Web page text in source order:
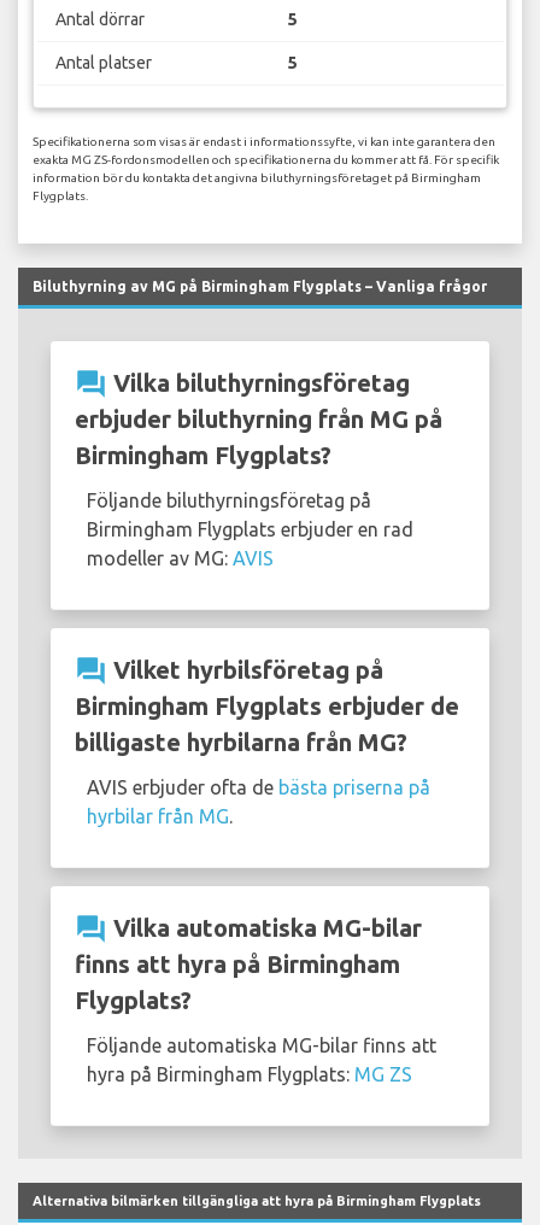
Antal dörrar 5
Antal platser 5
Specifikationerna som visas är endast i informationssyfte, vi kan inte garantera den
exakta MG ZS-fordonsmodellen och specifikationerna du kommer att få. För specifik
information bör du kontakta det angivna biluthyrningsföretaget på Birmingham
Flygplats.
Biluthyrning av MG på Birmingham Flygplats – Vanliga frågor
question_answer Vilka biluthyrningsföretag
erbjuder biluthyrning från MG på
Birmingham Flygplats?
Följande biluthyrningsföretag på
Birmingham Flygplats erbjuder en rad
modeller av MG: AVIS
question_answer Vilket hyrbilsföretag på
Birmingham Flygplats erbjuder de
billigaste hyrbilarna från MG?
AVIS erbjuder ofta de bästa priserna på
hyrbilar från MG
question_answer Vilka automatiska MG-bilar
finns att hyra på Birmingham
Flygplats?
Följande automatiska MG-bilar finns att
hyra på Birmingham Flygplats: MG ZS
Alternativa bilmärken tillgängliga att hyra på Birmingham Flygplats